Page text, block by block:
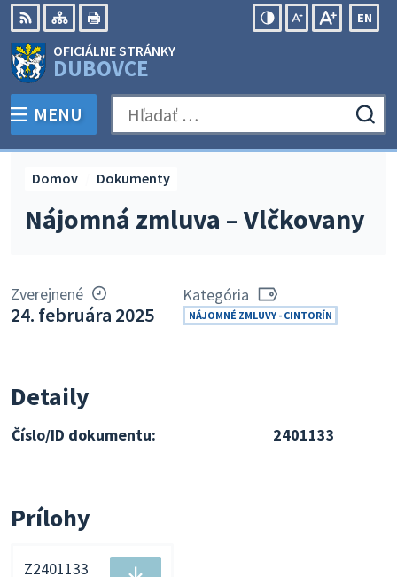
Preskočiť
na
obsah
RSS Mapa
EN
OFICIÁLNE STRÁNKY
DUBOVCE
PREPNÚŤ
MENU Hľadať:
Nájomná zmluva – Vlčkovany
Domov Dokumenty
Zverejnené
24. februára 2025
Kategória
NÁJOMNÉ ZMLUVY - CINTORÍN
Detaily
Číslo/ID dokumentu: 2401133
Prílohy
Z2401133